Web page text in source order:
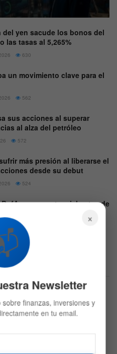
del yen sacude los bonos del
las tasas al 5,265%
630
un movimiento clave para el
562
sus acciones al superar
al alza del petróleo
572
más presión al liberarse el
desde su debut
524
ve con potencial antes de
652
×
Newsletter
finanzas, inversiones y
en tu email.